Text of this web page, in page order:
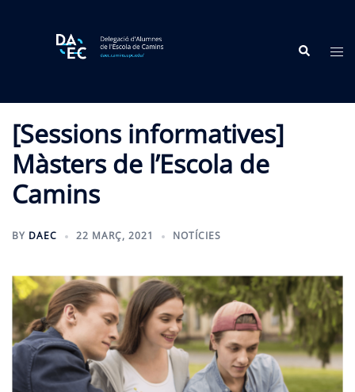
Search
[Sessions informatives]
Màsters de l’Escola de
Camins
BY DAEC 22 MARÇ, 2021 NOTÍCIES